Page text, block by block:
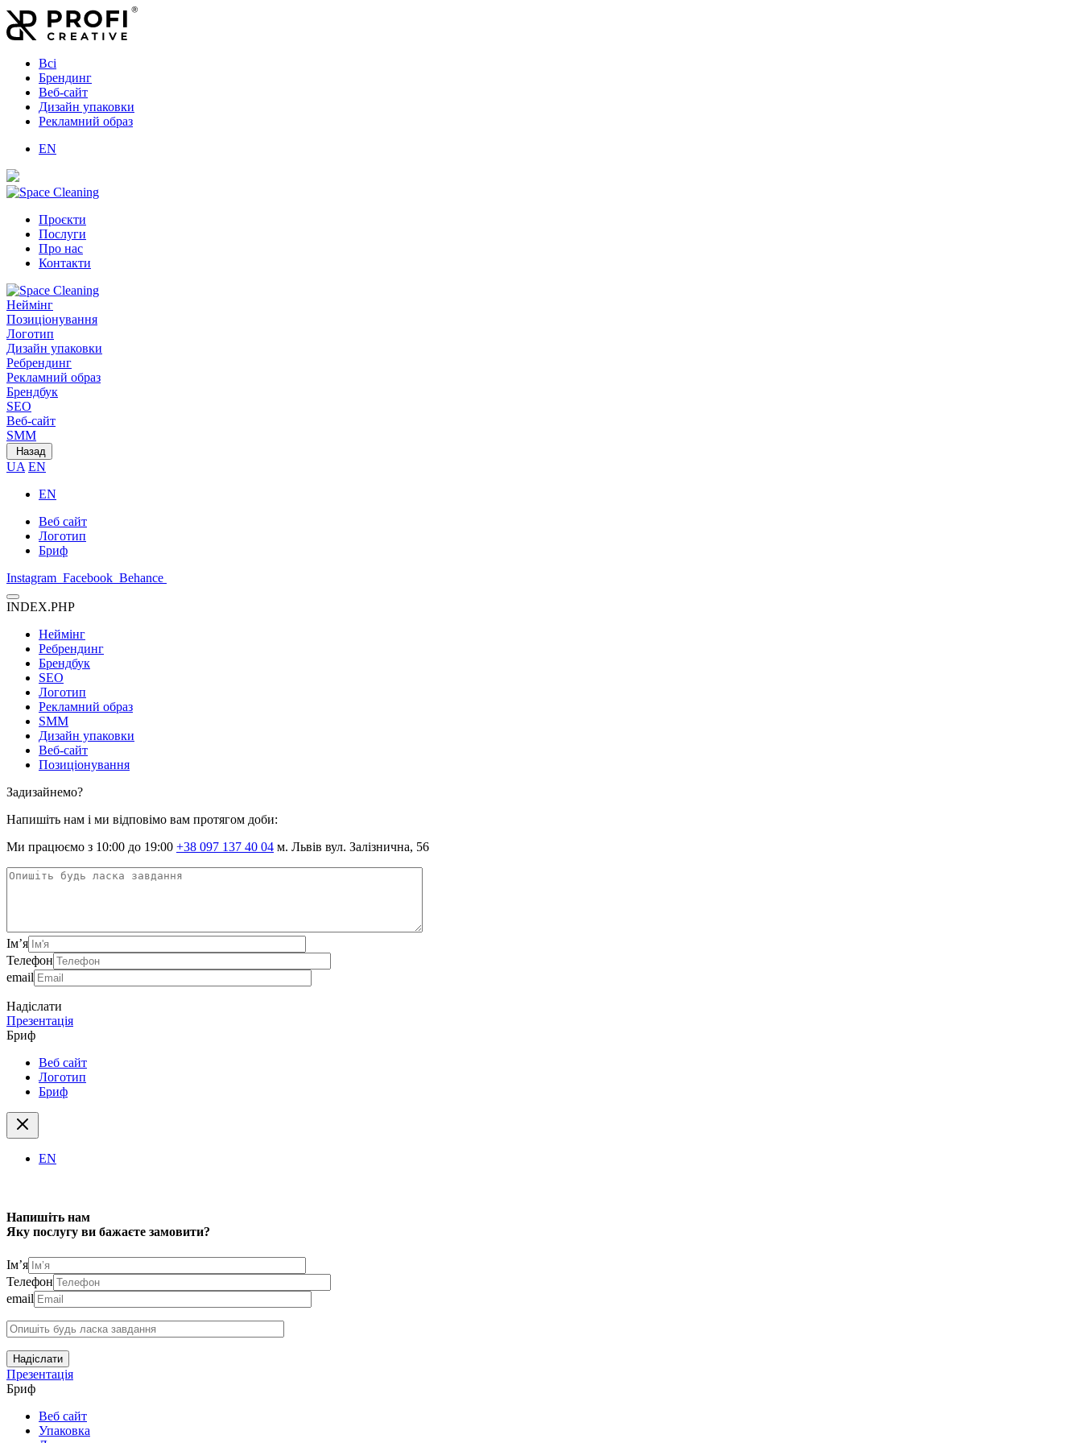
Всі
Брендинг
Веб-сайт
Дизайн упаковки
Рекламний образ
EN
Проєкти
Послуги
Про нас
Контакти
Неймінг
Позиціонування
Логотип
Дизайн упаковки
Ребрендинг
Рекламний образ
Брендбук
SEO
Веб-сайт
SMM
Назад
UA EN
EN
Веб сайт
Логотип
Бриф
Instagram Facebook Behance
INDEX.PHP
Неймінг
Ребрендинг
Брендбук
SEO
Логотип
Рекламний образ
SMM
Дизайн упаковки
Веб-сайт
Позиціонування
Задизайнемо?
Напишіть нам і ми відповімо вам протягом доби:
Ми працюємо з 10:00 до 19:00 +38 097 137 40 04 м. Львів вул. Залізнична, 56
Ім’я
Телефон
email
Надіслати
Презентація
Бриф
Веб сайт
Логотип
Бриф
EN
Напишіть нам
Яку послугу ви бажаєте замовити?
Ім’я
Телефон
email
Надіслати
Презентація
Бриф
Веб сайт
Упаковка